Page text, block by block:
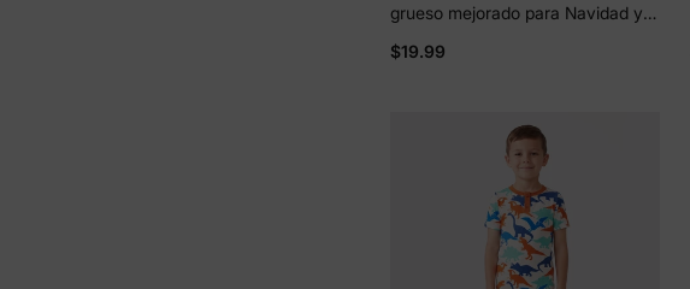
grueso mejorado para Navidad y
para niñas pequeñas (ajuste
$19.99